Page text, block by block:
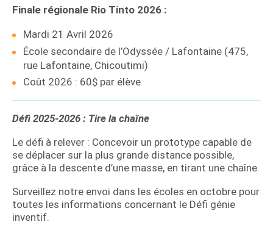
Finale régionale Rio Tinto 2026 :
Mardi 21 Avril 2026
École secondaire de l’Odyssée / Lafontaine (475,
rue Lafontaine, Chicoutimi)
Coût 2026 : 60$ par élève
Défi 2025-2026 : Tire la chaîne
Le défi à relever : Concevoir un prototype capable de
se déplacer sur la plus grande distance possible,
grâce à la descente d’une masse, en tirant une chaîne.
Surveillez notre envoi dans les écoles en octobre pour
toutes les informations concernant le Défi génie
inventif.